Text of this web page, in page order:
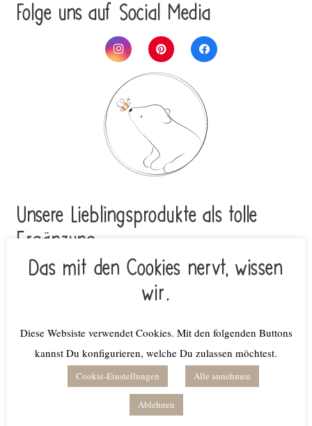
Folge uns auf Social Media
Unsere Lieblings­pro­duk­te als tolle
Ergän­zung
Amazon-Affiliate
Das mit den Cookies nervt, wissen
wir.
Diese Websiste verwendet Cookies. Mit den folgenden Buttons
kannst Du konfigurieren, welche Du zulassen möchtest.
Cookie-Einstellungen Alle annehmen
Ablehnen